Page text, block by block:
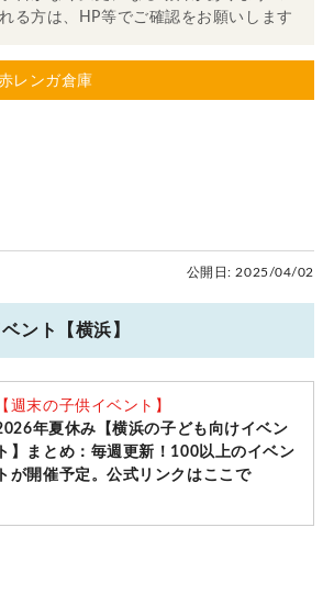
る方は、HP等でご確認をお願いします
レンガ倉庫
公開日: 2025/04/02
ント【横浜】
【週末の子供イベント】
年夏休み【横浜の子ども向けイベン
ト】まとめ：毎週更新！100以上のイベン
トが開催予定。公式リンクはここで